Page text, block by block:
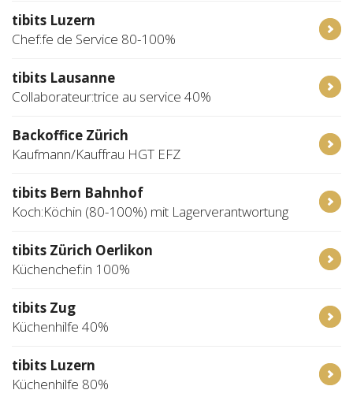
tibits Luzern
Chef:fe de Service 80-100%
tibits Lausanne
Collaborateur:trice au service 40%
Backoffice Zürich
Kaufmann/Kauffrau HGT EFZ
tibits Bern Bahnhof
Koch:Köchin (80-100%) mit Lagerverantwortung
tibits Zürich Oerlikon
Küchenchef:in 100%
tibits Zug
Küchenhilfe 40%
tibits Luzern
Küchenhilfe 80%